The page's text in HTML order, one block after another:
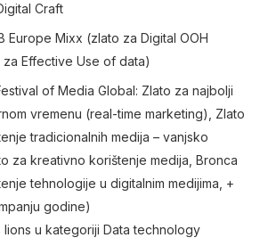
Craft
Europe Mixx (zlato za Digital OOH
Effective Use of data)
of Media Global: Zlato za najbolji
vremenu (real-time marketing), Zlato
tradicionalnih medija – vanjsko
za kreativno korištenje medija, Bronca
tehnologije u digitalnim medijima, +
godine)
lions u kategoriji Data technology